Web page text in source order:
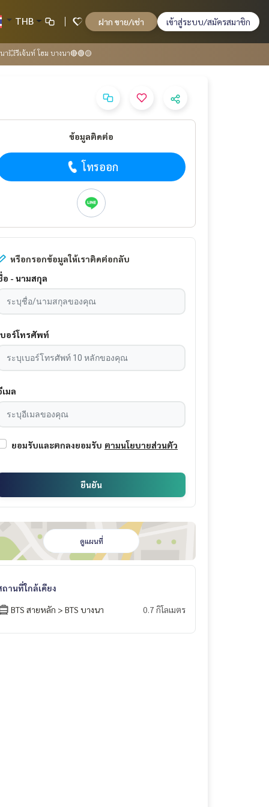
THB ฝาก ขาย/เช่า เข้าสู่ระบบ/สมัครสมาชิก
า💥รีเจ้นท์ โฮม บางนา🔴🟢🟡
ข้อมูลติดต่อ
โทรออก
หรือกรอกข้อมูลให้เราติดต่อกลับ
อ - นามสกุล
บอร์โทรศัพท์
มล
ยอมรับและตกลงยอมรับ ตามนโยบายส่วนตัว
ยืนยัน
ดูแผนที่
ถานที่ใกล้เคียง
BTS สายหลัก > BTS บางนา
0.7 กิโลเมตร